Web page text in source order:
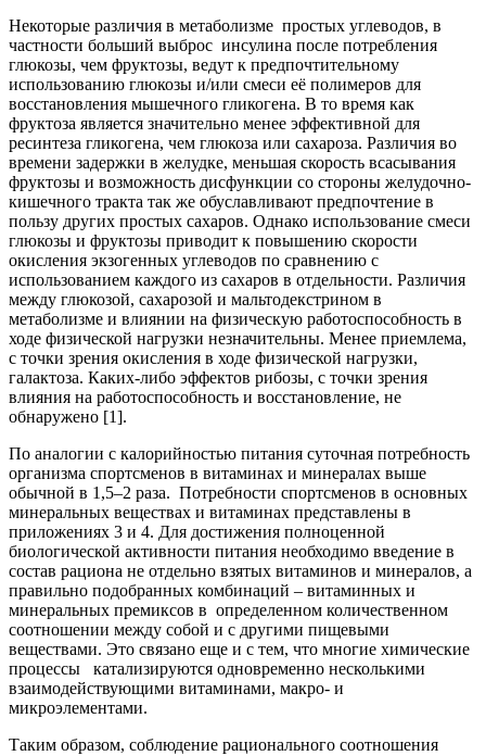
Некоторые различия в метаболизме простых углеводов, в
частности больший выброс инсулина после потребления
глюкозы, чем фруктозы, ведут к предпочтительному
использованию глюкозы и/или смеси её полимеров для
восстановления мышечного гликогена. В то время как
фруктоза является значительно менее эффективной для
ресинтеза гликогена, чем глюкоза или сахароза. Различия во
времени задержки в желудке, меньшая скорость всасывания
фруктозы и возможность дисфункции со стороны желудочно-
кишечного тракта так же обуславливают предпочтение в
пользу других простых сахаров. Однако использование смеси
глюкозы и фруктозы приводит к повышению скорости
окисления экзогенных углеводов по сравнению с
использованием каждого из сахаров в отдельности. Различия
между глюкозой, сахарозой и мальтодекстрином в
метаболизме и влиянии на физическую работоспособность в
ходе физической нагрузки незначительны. Менее приемлема,
с точки зрения окисления в ходе физической нагрузки,
галактоза. Каких-либо эффектов рибозы, с точки зрения
влияния на работоспособность и восстановление, не
обнаружено [1].
По аналогии с калорийностью питания суточная потребность
организма спортсменов в витаминах и минералах выше
обычной в 1,5–2 раза. Потребности спортсменов в основных
минеральных веществах и витаминах представлены в
приложениях 3 и 4. Для достижения полноценной
биологической активности питания необходимо введение в
состав рациона не отдельно взятых витаминов и минералов, а
правильно подобранных комбинаций – витаминных и
минеральных премиксов в определенном количественном
соотношении между собой и с другими пищевыми
веществами. Это связано еще и с тем, что многие химические
процессы катализируются одновременно несколькими
взаимодействующими витаминами, макро- и
микроэлементами.
Таким образом, соблюдение рационального соотношения